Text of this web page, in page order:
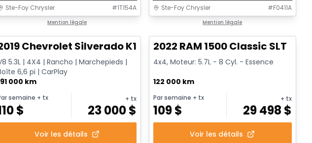
Ste-Foy Chrysler #1T154A
Mention légale
Ste-Foy Chrysler #F0411A
Mention légale
Très bonne offre
Chevrolet Silverado K1500 Trail Cus Custom Trail Boss
5.3L | 4X4 | Rancho | Marchepieds |
6,6 pi | CarPlay
000 km
semaine + tx
$
+ tx
23 000$
Voir les détails
Très bonne offre
2022 RAM 1500 Classic SLT
4x4, Moteur: 5.7L - 8 Cyl. - Essence
122 000 km
Par semaine + tx
109$
+ tx
29 498 $
Voir les détails